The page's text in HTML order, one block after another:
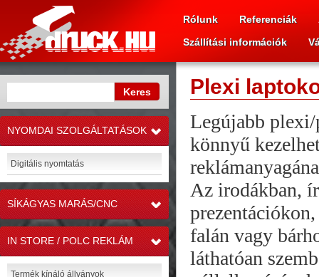
Rólunk Referenciák
Szállítási információk
NYOMDAI SZOLGÁLTATÁSOK
»
Digitális nyomtatás
SÍKÁGYAS MARÁS/CNC
»
IN STORE / POLC REKLÁM
»
Termék kínáló állványok
Plexi
Legújabb plexi/
könnyű
Az irodákban,
prezentációkon,
falán vagy
láthatóan